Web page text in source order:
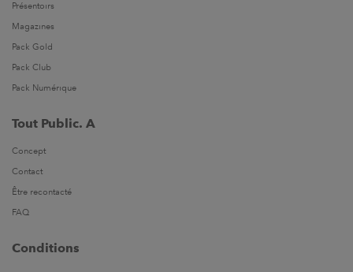
Présentoirs
Magazines
Pack Gold
Pack Club
Pack Numérique
Tout Public. A
Concept
Contact
Être recontacté
FAQ
Conditions